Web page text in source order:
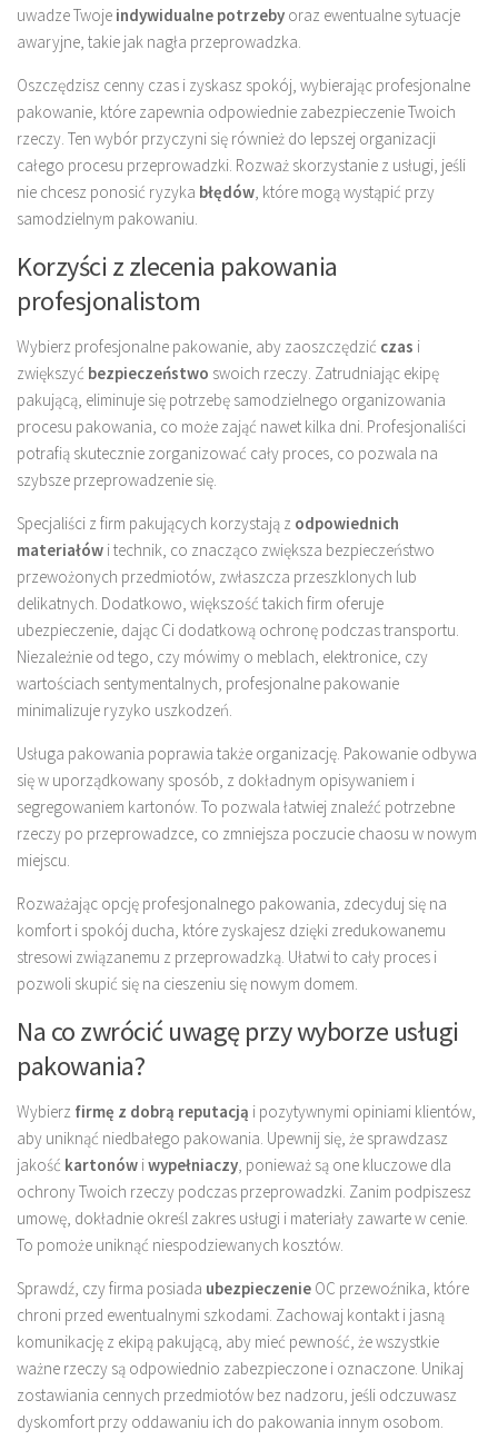
uwadze Twoje indywidualne potrzeby oraz ewentualne sytuacje
awaryjne, takie jak nagła przeprowadzka.
Oszczędzisz cenny czas i zyskasz spokój, wybierając profesjonalne
pakowanie, które zapewnia odpowiednie zabezpieczenie Twoich
rzeczy. Ten wybór przyczyni się również do lepszej organizacji
całego procesu przeprowadzki. Rozważ skorzystanie z usługi, jeśli
nie chcesz ponosić ryzyka błędów , które mogą wystąpić przy
samodzielnym pakowaniu.
Korzyści z zlecenia pakowania
profesjonalistom
Wybierz profesjonalne pakowanie, aby zaoszczędzić czas i
zwiększyć bezpieczeństwo swoich rzeczy. Zatrudniając ekipę
pakującą, eliminuje się potrzebę samodzielnego organizowania
procesu pakowania, co może zająć nawet kilka dni. Profesjonaliści
potrafią skutecznie zorganizować cały proces, co pozwala na
szybsze przeprowadzenie się.
Specjaliści z firm pakujących korzystają z odpowiednich
materiałów i technik, co znacząco zwiększa bezpieczeństwo
przewożonych przedmiotów, zwłaszcza przeszklonych lub
delikatnych. Dodatkowo, większość takich firm oferuje
ubezpieczenie, dając Ci dodatkową ochronę podczas transportu.
Niezależnie od tego, czy mówimy o meblach, elektronice, czy
wartościach sentymentalnych, profesjonalne pakowanie
minimalizuje ryzyko uszkodzeń.
Usługa pakowania poprawia także organizację. Pakowanie odbywa
się w uporządkowany sposób, z dokładnym opisywaniem i
segregowaniem kartonów. To pozwala łatwiej znaleźć potrzebne
rzeczy po przeprowadzce, co zmniejsza poczucie chaosu w nowym
miejscu.
Rozważając opcję profesjonalnego pakowania, zdecyduj się na
komfort i spokój ducha, które zyskajesz dzięki zredukowanemu
stresowi związanemu z przeprowadzką. Ułatwi to cały proces i
pozwoli skupić się na cieszeniu się nowym domem.
Na co zwrócić uwagę przy wyborze usługi
pakowania?
Wybierz firmę z dobrą reputacją i pozytywnymi opiniami klientów,
aby uniknąć niedbałego pakowania. Upewnij się, że sprawdzasz
jakość kartonów iwypełniaczy , ponieważ są one kluczowe dla
ochrony Twoich rzeczy podczas przeprowadzki. Zanim podpiszesz
umowę, dokładnie określ zakres usługi i materiały zawarte w cenie.
To pomoże uniknąć niespodziewanych kosztów.
Sprawdź, czy firma posiada ubezpieczenie OC przewoźnika, które
chroni przed ewentualnymi szkodami. Zachowaj kontakt i jasną
komunikację z ekipą pakującą, aby mieć pewność, że wszystkie
ważne rzeczy są odpowiednio zabezpieczone i oznaczone. Unikaj
zostawiania cennych przedmiotów bez nadzoru, jeśli odczuwasz
dyskomfort przy oddawaniu ich do pakowania innym osobom.